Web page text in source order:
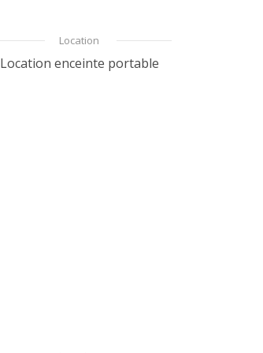
Location
Location enceinte portable